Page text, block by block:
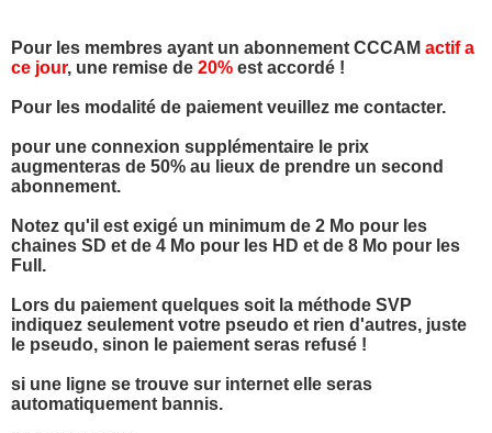
Pour les membres ayant un abonnement CCCAM actif a
ce jour, une remise de 20% est accordé !
Pour les modalité de paiement veuillez me contacter.
pour une connexion supplémentaire le prix
augmenteras de 50% au lieux de prendre un second
abonnement.
Notez qu'il est exigé un minimum de 2 Mo pour les
chaines SD et de 4 Mo pour les HD et de 8 Mo pour les
Full.
Lors du paiement quelques soit la méthode SVP
indiquez seulement votre pseudo et rien d'autres, juste
le pseudo, sinon le paiement seras refusé !
si une ligne se trouve sur internet elle seras
automatiquement bannis.